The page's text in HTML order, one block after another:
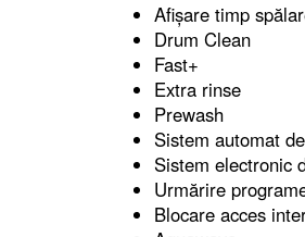
Afişare timp
Drum Clean
Fast+
Extra rinse
Prewash
Sistem automat
Sistem electronic
Urmărire
Blocare acces